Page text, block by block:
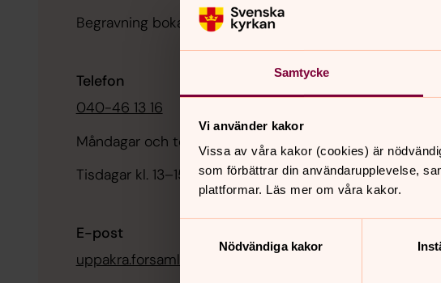
Samtycke
Vi använder kakor
Vissa av våra kakor (cookies) är
som förbättrar din användarupplevelse,
plattformar. Läs mer om våra kakor.
Nödvändiga kakor
Begravning bokas oftast via en begravningsbyrå.
Telefon
040-46 13 16
Måndagar och torsdagar kl. 10–12.30
Tisdagar kl. 13–15
E-post
uppakra.forsamling@svenskakyrkan.se